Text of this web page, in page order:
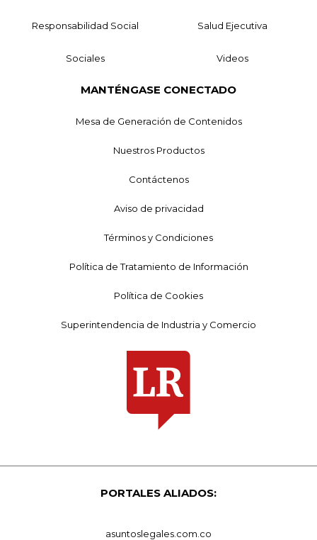
Responsabilidad Social Salud Ejecutiva
Sociales Videos
MANTÉNGASE CONECTADO
Mesa de Generación de Contenidos
Nuestros Productos
Contáctenos
Aviso de privacidad
Términos y Condiciones
Política de Tratamiento de Información
Política de Cookies
Superintendencia de Industria y Comercio
PORTALES ALIADOS:
asuntoslegales.com.co